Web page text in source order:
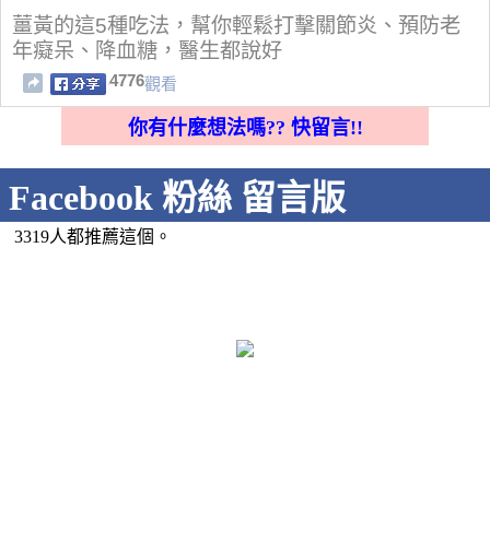
薑黃的這5種吃法，幫你輕鬆打擊關節炎、預防老
年癡呆、降血糖，醫生都說好
4776觀看
你有什麼想法嗎?? 快留言!!
Facebook 粉絲 留言版
3319人都推薦這個。